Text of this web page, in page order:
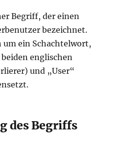
Begriff, der einen
bezeichnet.
um ein Schachtelwort,
beiden englischen
und „User“
des Begriffs